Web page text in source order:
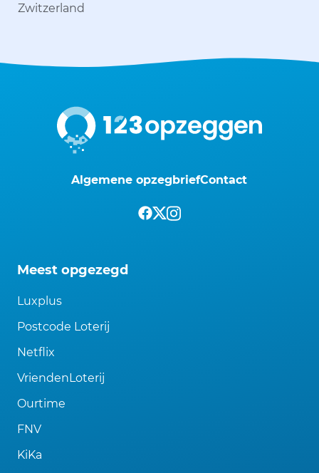
Zwitzerland
Algemene opzegbriefContact
Meest opgezegd
Luxplus
Postcode Loterij
Netflix
VriendenLoterij
Ourtime
FNV
KiKa